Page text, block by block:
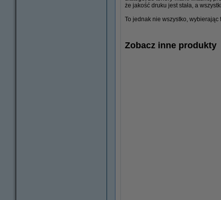
że jakość druku jest stała, a
To jednak nie wszystko,
Zobacz inne produkty